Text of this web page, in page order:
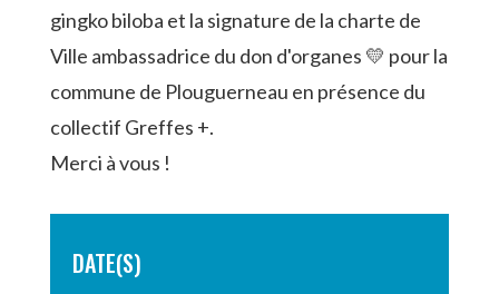
gingko biloba et la signature de la charte de
Ville ambassadrice du don d'organes 💛 pour la
commune de Plouguerneau en présence du
collectif Greffes +.
Merci à vous !
DATE(S)